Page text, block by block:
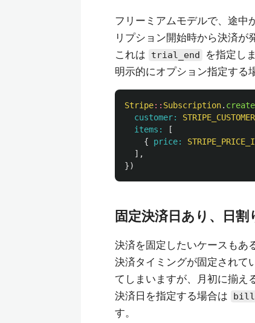
フリーミアムモデルで、途中
リプション開始時から決済が
これは
trial_end
を指定し
明示的にオプション指定する
Stripe:: Subscription. create
customer:
items:
[
{
price:
],
})
固定決済日あり、日
決済を固定したいケースもあ
決済タイミングが固定されて
てしまいますが、月初に揃え
決済日を指定する場合は
す。